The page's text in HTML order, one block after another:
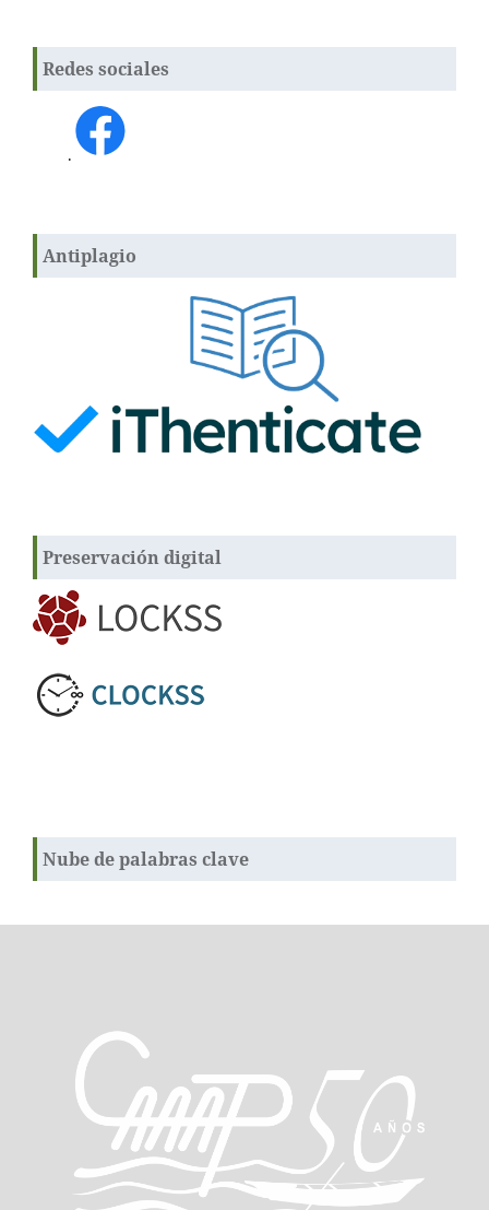
Redes sociales
.
Antiplagio
Preservación digital
Nube de palabras clave